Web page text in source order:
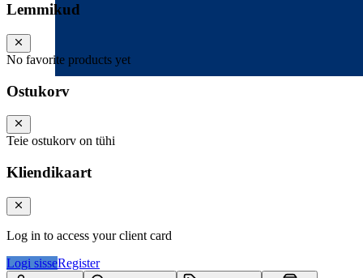
Lemmikud
No favorite products yet
Ostukorv
Teie ostukorv on tühi
Kliendikaart
Log in to access your client card
Logi sisseRegister